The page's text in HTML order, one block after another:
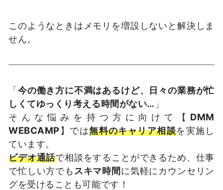
このようなときはメモリを増設しないと解決しま
せん。
「今の働き方に不満はあるけど、日々の業務が忙
しくてゆっくり考える時間がない… 」
そんな悩みを持つ方に向けて【 DMM
WEBCAMP】では無料のキャリア相談を実施し
ています。
ビデオ通話で相談をすることができるため、仕事
で忙しい方でも スキマ時間に気軽にカウンセリン
グを受けることも可能です！